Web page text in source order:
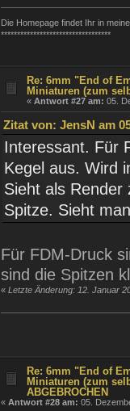
Die Homepage findet Ihr in
**********************************
Re: 6mm "End of
Miniaturen (zum
«Antwort #27 am: 05.
Zitat von: JensN am
Interessant. Für
Kegel aus. Wird
Sieht als Render
Spitze. Sieht
Für FDM-Druck
sind die Spitzen
« Letzte Änderung: 12. Januar
Re: 6mm "End of
Miniaturen (zum
ABGEBROCHEN
« Antwort #28 am: 05.